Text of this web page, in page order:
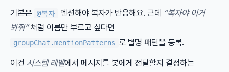
기본은 @복자 멘션해야 복자가 반응해요. 근데 “복자야 이거
봐줘”처럼 이름만 부르고 싶다면
groupChat.mentionPatterns 로 별명 패턴을 등록.
이건 시스템 레벨에서 메시지를 봇에게 전달할지 결정하는